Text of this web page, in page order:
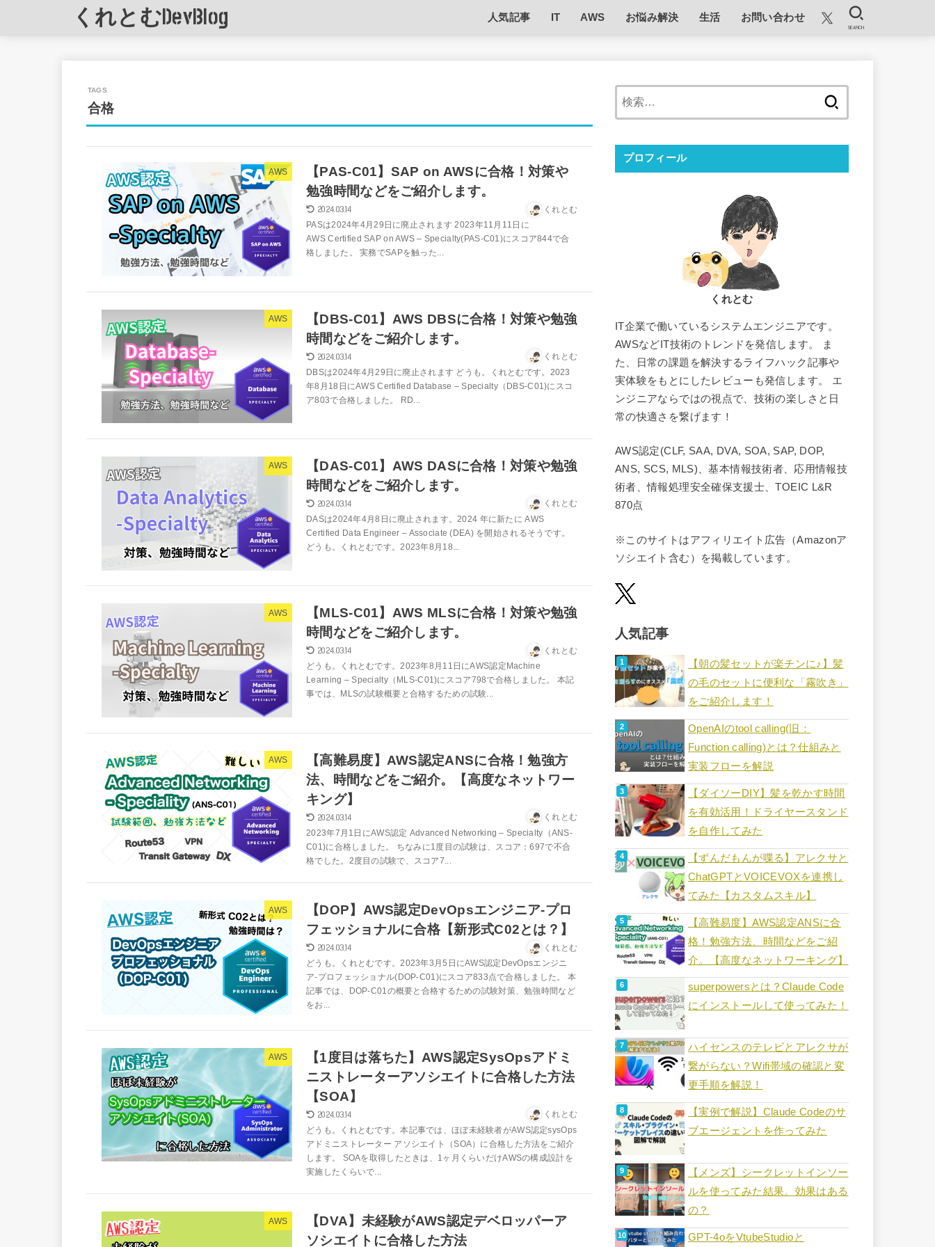
くれとむDevBlog 人気記事 IT AWS お悩み解決 生活 お問い合わせ
SEARCH
合格
AWS
【PAS-C01】SAP on AWSに合格！対策や
勉強時間などをご紹介します。
2024.03.14 くれとむ
PASは2024年4月29日に廃止されます 2023年11月11日に
AWS Certified SAP on AWS – Specialty(PAS-C01)にスコア844で合
格しました。 実務でSAPを触った...
AWS
【DBS-C01】AWS DBSに合格！対策や勉強
時間などをご紹介します。
2024.03.14 くれとむ
DBSは2024年4月29日に廃止されます どうも。くれとむです。2023
年8月18日にAWS Certified Database – Specialty（DBS-C01)にスコ
ア803で合格しました。 RD...
AWS
【DAS-C01】AWS DASに合格！対策や勉強
時間などをご紹介します。
2024.03.14 くれとむ
DASは2024年4月8日に廃止されます。2024 年に新たに AWS
Certified Data Engineer – Associate (DEA) を開始されるそうです。
どうも。くれとむです。2023年8月18...
AWS
【MLS-C01】AWS MLSに合格！対策や勉強
時間などをご紹介します。
2024.03.14 くれとむ
どうも。くれとむです。2023年8月11日にAWS認定Machine
Learning – Specialty（MLS-C01)にスコア798で合格しました。 本記
事では、MLSの試験概要と合格するための試験...
AWS
【高難易度】AWS認定ANSに合格！勉強方
法、時間などをご紹介。【高度なネットワー
キング】
2024.03.14 くれとむ
2023年7月1日にAWS認定 Advanced Networking – Specialty（ANS-
C01)に合格しました。 ちなみに1度目の試験は、スコア：697で不合
格でした。2度目の試験で、スコア7...
AWS
【DOP】AWS認定DevOpsエンジニア-プロ
フェッショナルに合格【新形式C02とは？】
2024.03.14 くれとむ
どうも。くれとむです。2023年3月5日にAWS認定DevOpsエンジニ
ア-プロフェッショナル(DOP-C01)にスコア833点で合格しました。 本
記事では、DOP-C01の概要と合格するための試験対策、勉強時間など
をお...
AWS
【1度目は落ちた】AWS認定SysOpsアドミ
ニストレーターアソシエイトに合格した方法
【SOA】
2024.03.14 くれとむ
どうも。くれとむです。本記事では、ほぼ未経験者がAWS認定sysOps
アドミニストレーター アソシエイト（SOA）に合格した方法をご紹介
します。 SOAを取得したときは、1ヶ月くらいだけAWSの構成設計を
実施したくらいで...
AWS
【DVA】未経験がAWS認定デベロッパーア
ソシエイトに合格した方法
プロフィール
くれとむ
IT企業で働いているシステムエンジニアです。
AWSなどIT技術のトレンドを発信します。 ま
た、日常の課題を解決するライフハック記事や
実体験をもとにしたレビューも発信します。 エ
ンジニアならではの視点で、技術の楽しさと日
常の快適さを繋げます！
AWS認定(CLF, SAA, DVA, SOA, SAP, DOP,
ANS, SCS, MLS)、基本情報技術者、応用情報技
術者、情報処理安全確保支援士、TOEIC L&R
870点
※このサイトはアフィリエイト広告（Amazonア
ソシエイト含む）を掲載しています。
人気記事
【朝の髪セットが楽チンに♪】髪
の毛のセットに便利な「霧吹き」
をご紹介します！
OpenAIのtool calling(旧：
Function calling)とは？仕組みと
実装フローを解説
【ダイソーDIY】髪を乾かす時間
を有効活用！ドライヤースタンド
を自作してみた
【ずんだもんが喋る】アレクサと
ChatGPTとVOICEVOXを連携し
てみた【カスタムスキル】
【高難易度】AWS認定ANSに合
格！勉強方法、時間などをご紹
介。【高度なネットワーキング】
superpowersとは？Claude Code
にインストールして使ってみた！
ハイセンスのテレビとアレクサが
繋がらない？Wifi帯域の確認と変
更手順を解説！
【実例で解説】Claude Codeのサ
ブエージェントを作ってみた
【メンズ】シークレットインソー
ルを使ってみた結果。効果はある
の？
GPT-4oをVtubeStudioと